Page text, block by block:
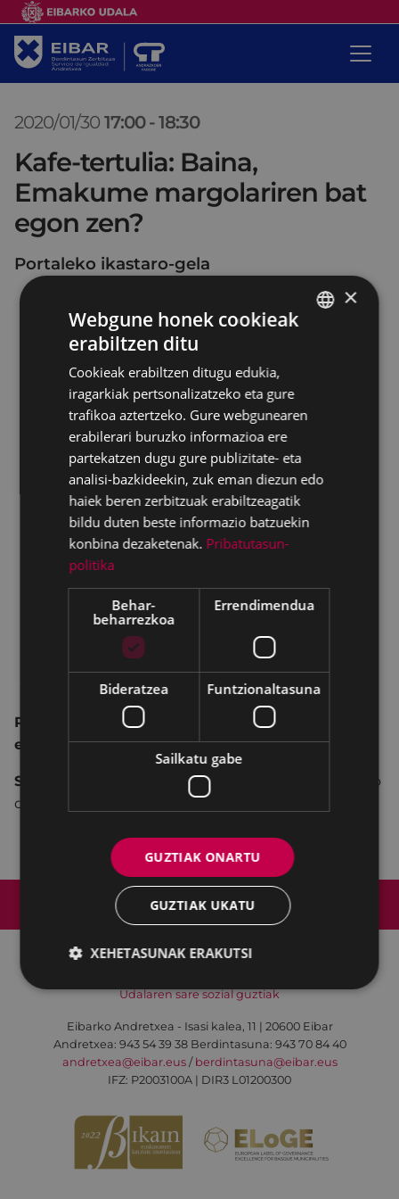
2020/01/30 17:00 -18:30
Kafe-tertulia: Baina,
Emakume margolariren bat
egon zen?
Portaleko ikastaro-gela
Pagatxa Elkarteak
antolatutako jarduera
elkarteko bazkideentzat da, soilik.
Satur Peña Puente
k zuzenduta (Artearen historiko
doktorea).
Irisgarritasuna
Lege-oharra
Cookien politika
Udalaren sare sozial guztiak
Eibarko Andretxea - Isasi kalea, 11 | 20600 Eibar
Andretxea: 943 54 39 38 Berdintasuna: 943 70 84 40
andretxea@eibar.eus/ berdintasuna@eibar.eus
IFZ: P2003100A | DIR3 L01200300
×
Webgune honek cookieak
erabiltzen ditu
Cookieak erabiltzen ditugu edukia,
iragarkiak pertsonalizatzeko eta gure
trafikoa aztertzeko. Gure webgunearen
erabilerari buruzko informazioa ere
partekatzen dugu gure publizitate- eta
analisi-bazkideekin, zuk eman diezun edo
haiek beren zerbitzuak erabiltzeagatik
bildu duten beste informazio batzuekin
konbina dezaketenak. Pribatutasun-
politika
Behar-
beharrezkoa
Errendimendua
Bideratzea Funtzionaltasuna
Sailkatu gabe
GUZTIAK ONARTU
GUZTIAK UKATU
XEHETASUNAK ERAKUTSI